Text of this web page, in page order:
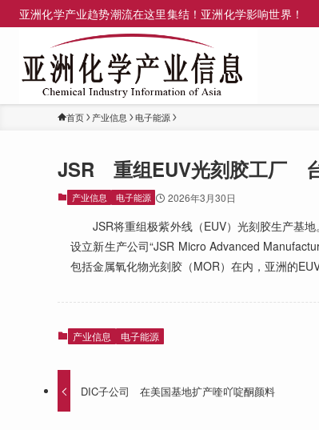
亚洲化学产业趋势潮流在这里集结！亚洲化学影响世界！
首页 产业信息 电子能源
JSR 重组EUV光刻胶工厂
产业信息 电子能源 2026年3月30日
JSR将重组极紫外线（EUV）光刻胶生产基地
设立新生产公司“JSR Micro Advanced
包括金属氧化物光刻胶（MOR）在内，亚洲的
产业信息 电子能源
DIC子公司 在美国基地扩产喹吖啶酮颜料